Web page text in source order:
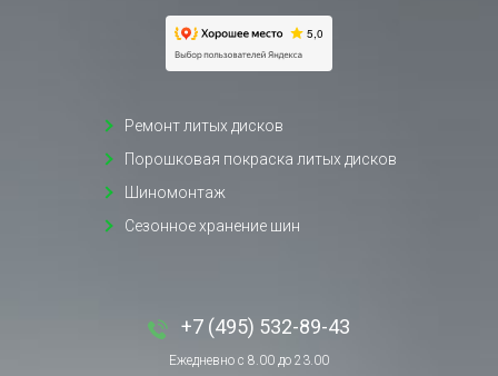
Ремонт литых дисков
Порошковая покраска литых дисков
Шиномонтаж
Сезонное хранение шин
+7 (495) 532-89-43
Ежедневно с 8.00 до 23.00